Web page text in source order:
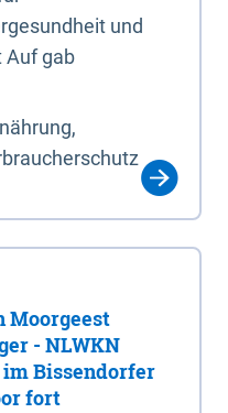
und
Auf gab
Moorgeest
- NLWKN
Bissendorfer
fort